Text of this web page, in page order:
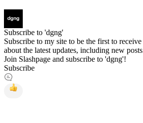
Subscribe to 'dgng'
Subscribe to my site to be the first to
about the latest updates, including new
Join Slashpage and subscribe to 'dgng'!
Subscribe